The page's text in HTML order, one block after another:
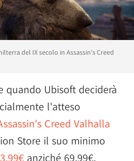
del IX secolo in Assassin's Creed
quando Ubisoft deciderà
l'atteso
Creed Valhalla
Store il suo minimo
anziché 69,99€,